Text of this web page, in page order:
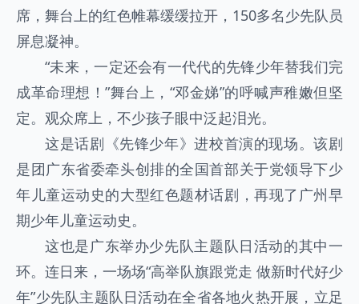
席，舞台上的红色帷幕缓缓拉开，150多名少先队员
屏息凝神。
“未来，一定还会有一代代的先锋少年替我们完
成革命理想！”舞台上，“邓金娣”的呼喊声稚嫩但坚
定。观众席上，不少孩子眼中泛起泪光。
这是话剧《先锋少年》进校首演的现场。该剧
是团广东省委牵头创排的全国首部关于党领导下少
年儿童运动史的大型红色题材话剧，再现了广州早
期少年儿童运动史。
这也是广东举办少先队主题队日活动的其中一
环。连日来，一场场“高举队旗跟党走 做新时代好少
年”少先队主题队日活动在全省各地火热开展，立足